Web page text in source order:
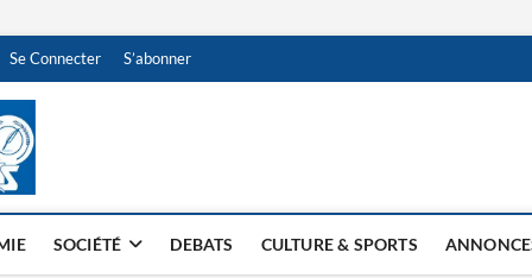
Se Connecter S’abonner
NDJAMENA HEBDO
SOCIÉTÉ DEBATS CULTURE & SPORTS